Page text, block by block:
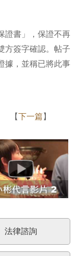
證書」，保證不再
方簽字確認。帖子
據，並稱已將此事
【下一篇 】
法律諮詢